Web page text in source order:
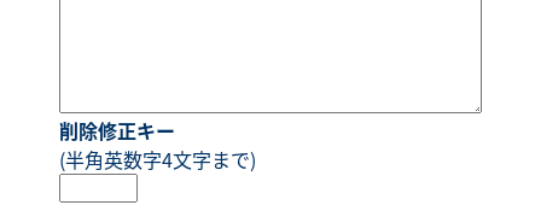
削除修正キー
(半角英数字4文字まで)